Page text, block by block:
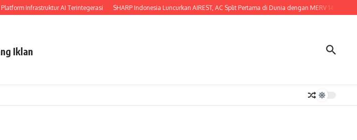
Infrastruktur AI Terintegerasi SHARP Indonesia Luncurkan AIREST, AC Split Pertama di Dunia dengan MERV 14 Certified
Iklan